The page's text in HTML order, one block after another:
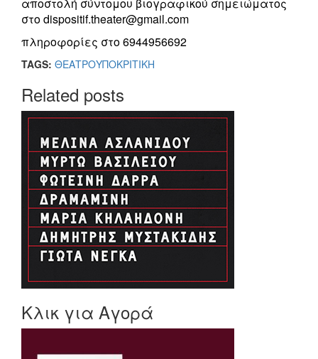
αποστολή σύντομου βιογραφικού σημειώματος
στο dispositif.theater@gmail.com
πληροφορίες στο 6944956692
TAGS: ΘΕΑΤΡΟΥΠΟΚΡΙΤΙΚΗ
Related posts
Κλικ για Αγορά